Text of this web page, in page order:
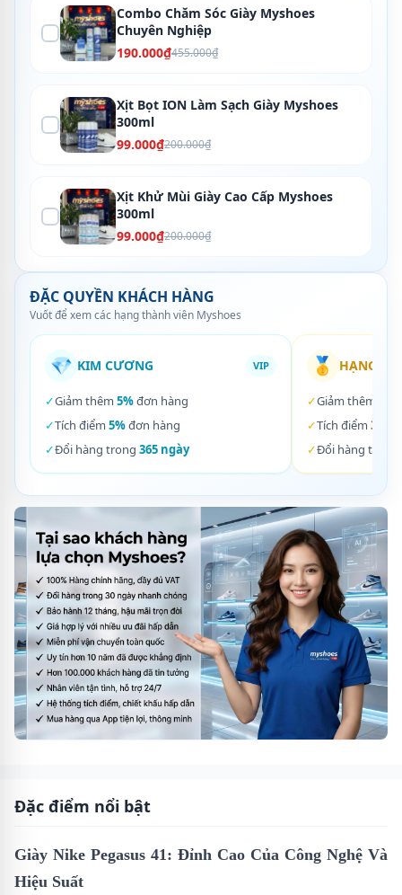
Combo Chăm Sóc Giày Myshoes
Chuyên Nghiệp
190.000₫455.000₫
Xịt Bọt ION Làm Sạch Giày Myshoes
300ml
99.000₫200.000₫
Xịt Khử Mùi Giày Cao Cấp Myshoes
300ml
99.000₫200.000₫
ĐẶC QUYỀN KHÁCH HÀNG
Vuốt để xem các hạng thành viên Myshoes
💎 KIM CƯƠNG VIP
✓Giảm thêm 5%đơn hàng
✓Tích điểm 5%đơn hàng
✓Đổi hàng trong 365 ngày
🥇 HẠNG
✓Giảm thêm
✓Tích điểm 3%
✓Đổi hàng trong
Đặc điểm nổi bật
Giày Nike Pegasus 41: Đỉnh Cao Của Công Nghệ Và
Hiệu Suất